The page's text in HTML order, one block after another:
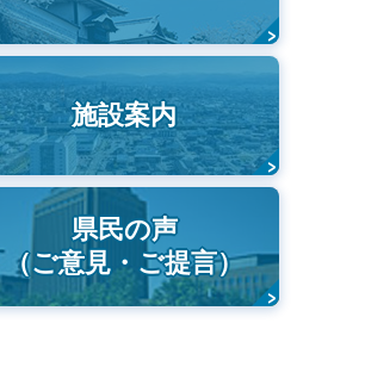
施設案内
県民の声
（ご意見・ご提言）